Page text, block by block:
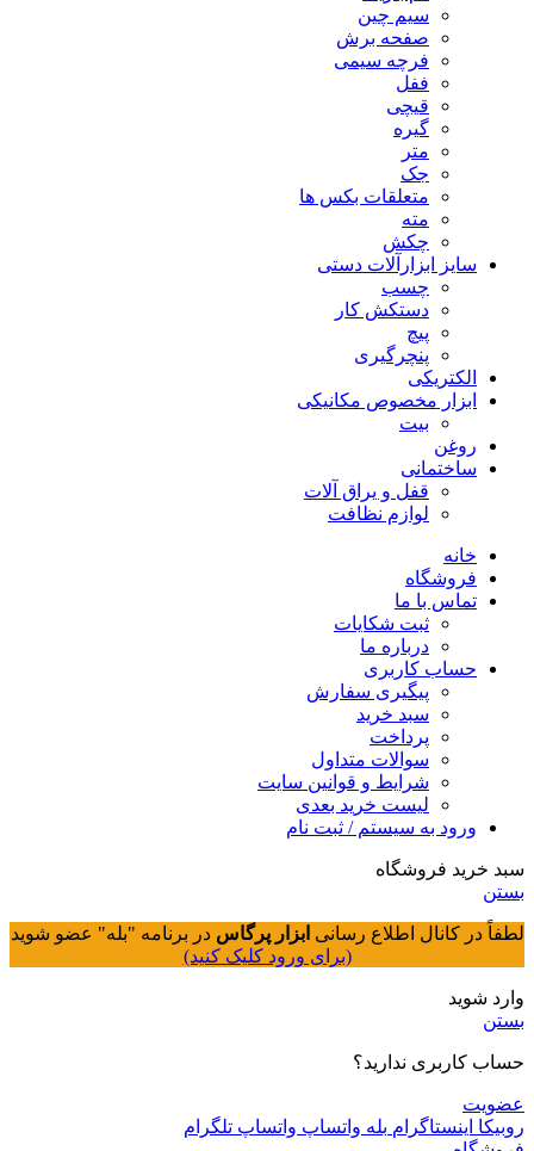
سیم چین
صفحه برش
فرچه سیمی
ففل
قیچی
گیره
متر
جک
متعلقات بکس ها
مته
چکش
سایز ابزارآلات دستی
چسب
دستکش کار
پیچ
پنچرگیری
الکتریکی
ابزار مخصوص مکانیکی
بیت
روغن
ساختمانی
قفل و یراق آلات
لوازم نظافت
خانه
فروشگاه
تماس با ما
ثبت شکایات
درباره ما
حساب کاربری
پیگیری سفارش
سبد خرید
پرداخت
سوالات متداول
شرایط و قوانین سایت
لیست خرید بعدی
ورود به سیستم / ثبت نام
سبد خرید فروشگاه
بستن
لطفاً در کانال اطلاع رسانی ابزار پرگاس در برنامه "بله" عضو شوید
(برای ورود کلیک کنید)
وارد شوید
بستن
حساب کاربری ندارید؟
عضویت
روبیکا اینستاگرام بله واتساپ واتساپ تلگرام